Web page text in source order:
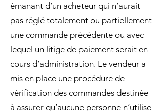
émanant d’un acheteur qui n’aurait
pas réglé totalement ou partiellement
une commande précédente ou avec
lequel un litige de paiement serait en
cours d’administration. Le vendeur a
mis en place une procédure de
vérification des commandes destinée
à assurer qu’aucune personne n’utilise